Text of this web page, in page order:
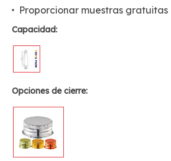
Proporcionar muestras gratuitas
Capacidad:
Opciones de cierre: